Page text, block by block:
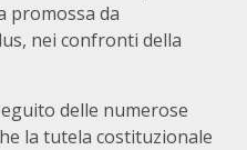
promossa da
nei confronti della
delle numerose
la tutela costituzionale